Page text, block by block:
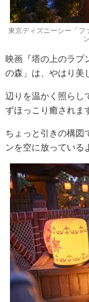
東京ディズニーシー「フ
映画『塔の上のラプ
の森」は、やはり美
辺りを温かく照らし
ずほっこり癒されま
ちょっと引きの構図
ンを空に放っている